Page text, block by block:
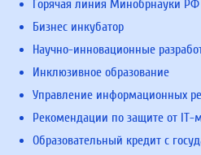
Горячая линия Минобрнауки РФ
Бизнес инкубатор
Научно-инновационные
Инклюзивное образование
Управление информационных
Рекомендации по защите от IT-
Образовательный кредит с